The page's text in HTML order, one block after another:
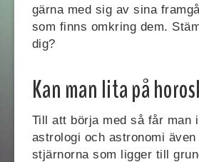
gärna med sig av sina
som finns omkring dem.
dig?
Kan man lita på
Till att börja med så får man
astrologi och astronomi
stjärnorna som ligger till